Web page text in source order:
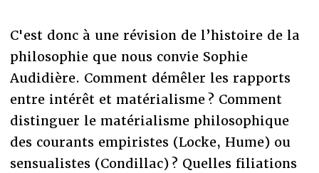
C'est donc à une révision de l’histoire de la
philosophie que nous convie Sophie
Audidière. Comment démêler les rapports
entre intérêt et matérialisme ? Comment
distinguer le matérialisme philosophique
des courants empiristes (Locke, Hume) ou
sensualistes (Condillac) ? Quelles filiations